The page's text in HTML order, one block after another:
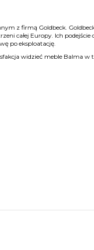
z firmą Goldbeck.
całej Europy. Ich
po eksploatację.
widzieć meble Balma w